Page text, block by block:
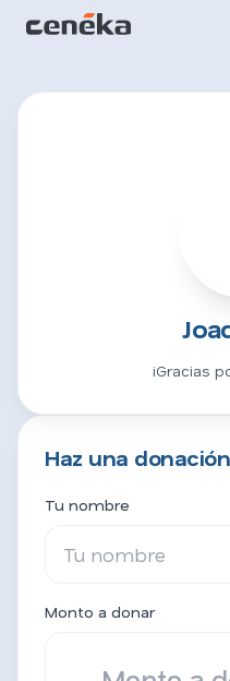
¡Gracias
Haz una
Tu nombre
Monto a donar